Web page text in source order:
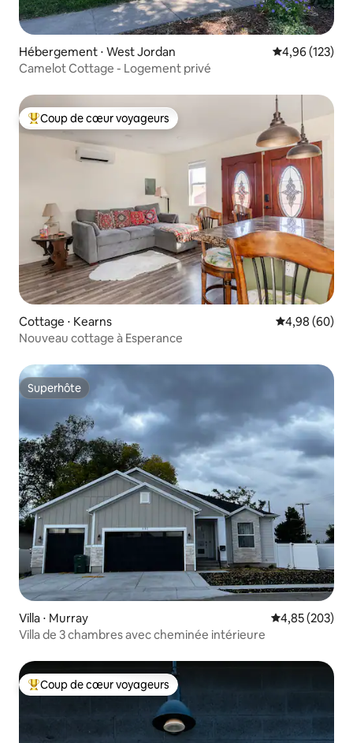
Hébergement ⋅ West Jordan Évaluation
4,96 (123)
Camelot Cottage - Logement privé
Coups de cœur voyageurs les plus appréciés
Coup de cœur voyageurs
Cottage ⋅ Kearns Évaluation
4,98 (60)
Nouveau cottage à Esperance
Superhôte
Superhôte
Villa ⋅ Murray Évaluation
4,85 (203)
Villa de 3 chambres avec cheminée intérieure
Coups de cœur voyageurs les plus appréciés
Coup de cœur voyageurs